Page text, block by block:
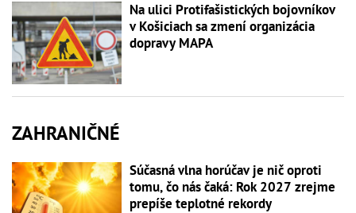
Na ulici Protifašistických bojovníkov
v Košiciach sa zmení organizácia
dopravy MAPA
ZAHRANIČNÉ
Súčasná vlna horúčav je nič oproti
tomu, čo nás čaká: Rok 2027 zrejme
prepíše teplotné rekordy